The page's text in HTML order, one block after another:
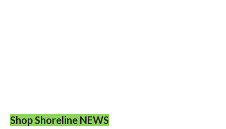
Shop Shoreline NEWS